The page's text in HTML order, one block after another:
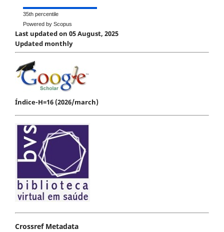
35th percentile
Powered by Scopus
Last updated on 05 August, 2025
Updated monthly
Índice-H=16 (2026/march)
Crossref Metadata